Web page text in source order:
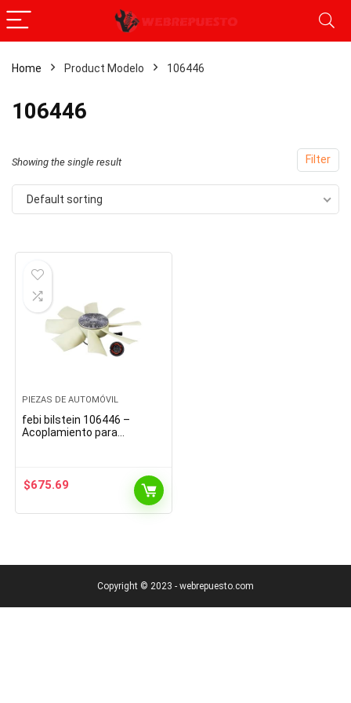
Home Product Modelo ‎106446
‎106446
Filter
Showing the single result
Default sorting
PIEZAS DE AUTOMÓVIL
febi bilstein 106446 –
Acoplamiento para
$675.69
Copyright © 2023 - webrepuesto.com